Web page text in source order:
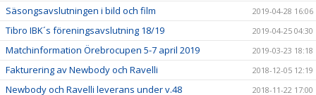
Säsongsavslutningen i bild och film 2019-04-28 16:06
Tibro IBK´s föreningsavslutning 18/19 2019-04-25 04:30
Matchinformation Örebrocupen 5-7 april 2019 2019-03-23 18:18
Fakturering av Newbody och Ravelli 2018-12-05 12:19
Newbody och Ravelli leverans under v.48 2018-11-22 17:00